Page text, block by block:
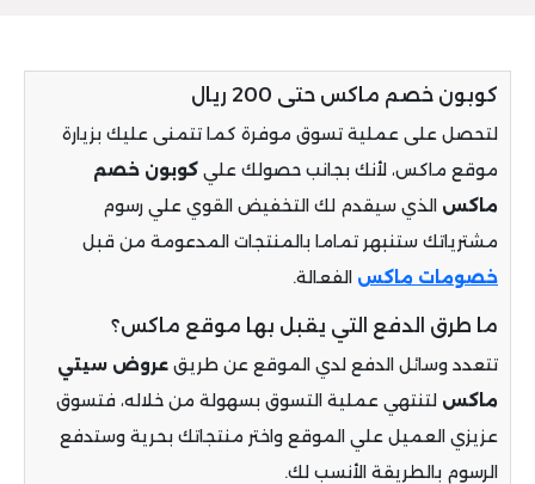
كوبون خصم ماكس حتى 200 ريال
لتحصل على عملية تسوق موفرة كما تتمنى عليك بزيارة
موقع ماكس، لأنك بجانب حصولك علي كوبون خصم
ماكس الذي سيقدم لك التخفيض القوي علي رسوم
مشترياتك ستنبهر تماما بالمنتجات المدعومة من قبل
خصومات ماكس الفعالة.
ما طرق الدفع التي يقبل بها موقع ماكس؟
تتعدد وسائل الدفع لدي الموقع عن طريق عروض سيتي
ماكس لتنتهي عملية التسوق بسهولة من خلاله، فتسوق
عزيزي العميل علي الموقع واختر منتجاتك بحرية وستدفع
الرسوم بالطريقة الأنسب لك.